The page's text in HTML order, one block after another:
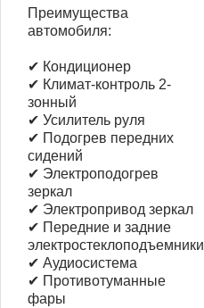
Преимущества
автомобиля:
✔ Кондиционер
✔ Климат-контроль 2-
зонный
✔ Усилитель руля
✔ Подогрев передних
сидений
✔ Электроподогрев
зеркал
✔ Электропривод зеркал
✔ Передние и задние
электростеклоподъемники
✔ Аудиосистема
✔ Противотуманные
фары